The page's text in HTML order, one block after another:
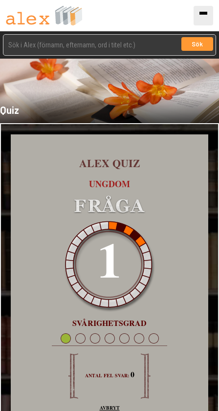
Sök
Quiz
ALEX QUIZ
UNGDOM
1
SVÅRIGHETSGRAD
ANTAL FEL SVAR: 0
AVBRYT